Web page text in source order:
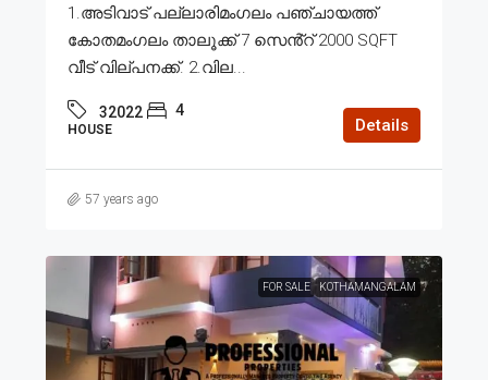
1.അടിവാട് പല്ലാരിമംഗലം പഞ്ചായത്ത്
കോതമംഗലം താലൂക്ക് 7 സെൻ്റ് 2000 SQFT
വീട് വില്പനക്ക്. 2.വില...
32022 4
HOUSE Details
57 years ago
FOR SALE KOTHAMANGALAM